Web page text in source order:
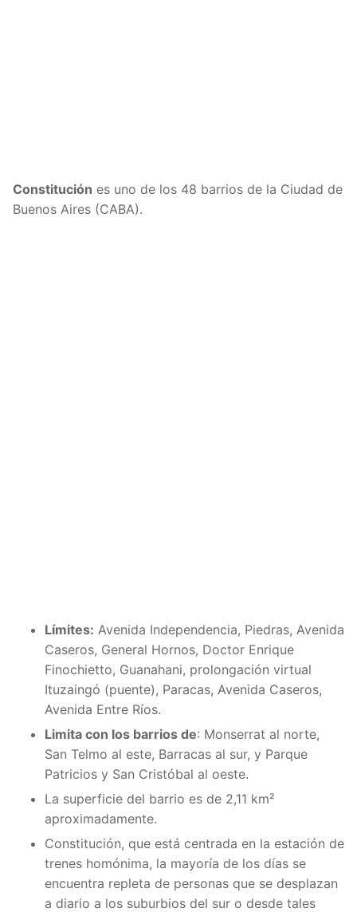
Constitución es uno de los 48 barrios de la Ciudad de
Buenos Aires (CABA).
Límites: Avenida Independencia, Piedras, Avenida
Caseros, General Hornos, Doctor Enrique
Finochietto, Guanahani, prolongación virtual
Ituzaingó (puente), Paracas, Avenida Caseros,
Avenida Entre Ríos.
Limita con los barrios de: Monserrat al norte,
San Telmo al este, Barracas al sur, y Parque
Patricios y San Cristóbal al oeste.
La superficie del barrio es de 2,11 km²
aproximadamente.
Constitución, que está centrada en la estación de
trenes homónima, la mayoría de los días se
encuentra repleta de personas que se desplazan
a diario a los suburbios del sur o desde tales